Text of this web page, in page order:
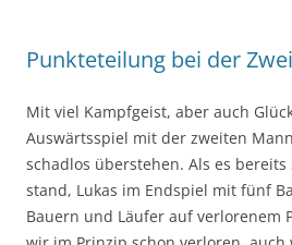
Punkteteilung bei der
Mit viel Kampfgeist, aber auch
Auswärtsspiel mit der zweiten
schadlos überstehen. Als es bereits
stand, Lukas im Endspiel mit fünf
Bauern und Läufer auf verlorenem